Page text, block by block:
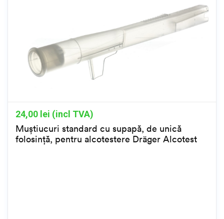
24,00 lei (incl TVA)
Muștiucuri standard cu supapă, de unică
folosință, pentru alcotestere Dräger Alcotest